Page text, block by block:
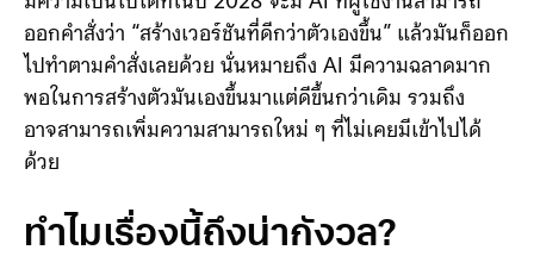
แจ็ก คลาร์ก (Jack Clark) ผู้ร่วมก่อตั้ง Anthropic บอกว่า
มีความเป็นไปได้ที่ในปี 2028 จะมี AI ที่ผู้ใช้งานสามารถ
ออกคำสั่งว่า “สร้างเวอร์ชันที่ดีกว่าตัวเองขึ้น” แล้วมันก็ออก
ไปทำตามคำสั่งเลยด้วย นั่นหมายถึง AI มีความฉลาดมาก
พอในการสร้างตัวมันเองขึ้นมาแต่ดีขึ้นกว่าเดิม รวมถึง
อาจสามารถเพิ่มความสามารถใหม่ ๆ ที่ไม่เคยมีเข้าไปได้